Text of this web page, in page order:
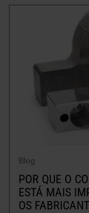
Blog
POR QUE O
ESTÁ MAIS
OS